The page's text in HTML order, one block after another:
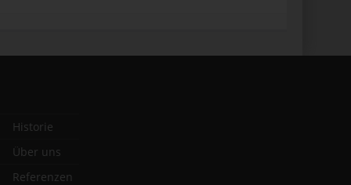
Historie
Über uns
Referenzen